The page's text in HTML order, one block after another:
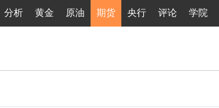
分析 黄金 原油 期货 央行 评论 学院